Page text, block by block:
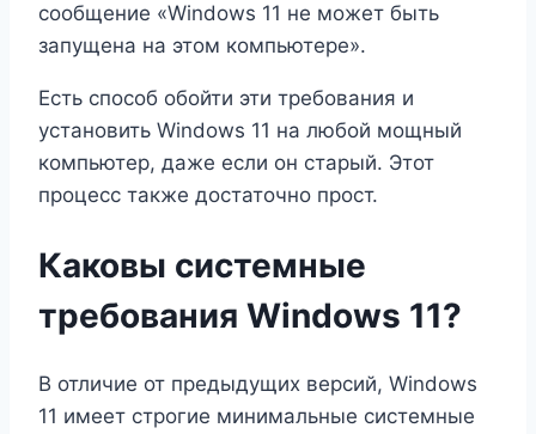
сообщение «Windows 11 не может быть
запущена на этом компьютере».
Есть способ обойти эти требования и
установить Windows 11 на любой мощный
компьютер, даже если он старый. Этот
процесс также достаточно прост.
Каковы системные
требования Windows 11?
В отличие от предыдущих версий, Windows
11 имеет строгие минимальные системные